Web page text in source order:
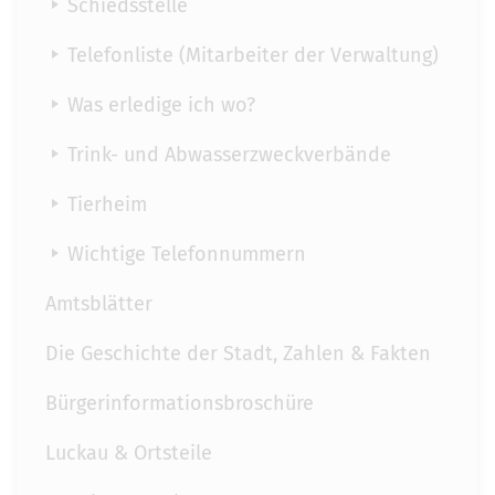
Schiedsstelle
Telefonliste (Mitarbeiter der Verwaltung)
Was erledige ich wo?
Trink- und Abwasserzweckverbände
Tierheim
Wichtige Telefonnummern
Amtsblätter
Die Geschichte der Stadt, Zahlen & Fakten
Bürgerinformationsbroschüre
Luckau & Ortsteile